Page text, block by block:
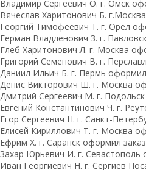
Владимир Сергеевич О. г. Омск
Вячеслав Харитонович Б.
Георгий Тимофеевич Т. г. Орел
Герман Владленович З. г.
Глеб Харитонович Л. г. Москва
Григорий Семенович В. г.
Даниил Ильич Б. г. Пермь оформил
Денис Викторович Ш. г. Москва
Дмитрий Сергеевич М. г.
Евгений Константинович Ч. г.
Егор Сергеевич Н. г. Санкт-
Елисей Кириллович Т. г. Москва
Ефрим Х. г. Саранск оформил
Захар Юрьевич И. г. Севастополь
Иван Георгиевич Н. г. Сергиев